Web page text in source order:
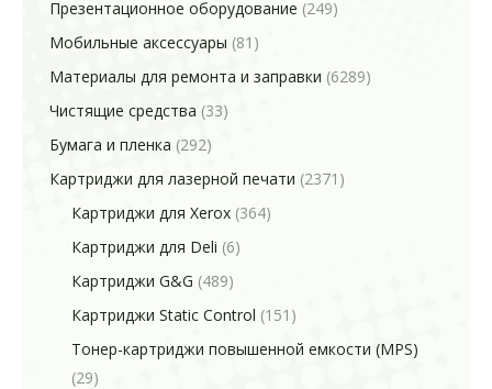
Презентационное оборудование (249)
Мобильные аксессуары (81)
Материалы для ремонта и заправки (6289)
Чистящие средства (33)
Бумага и пленка (292)
Картриджи для лазерной печати (2371)
Картриджи для Xerox (364)
Картриджи для Deli (6)
Картриджи G&G (489)
Картриджи Static Control (151)
Тонер-картриджи повышенной емкости (MPS)
(29)